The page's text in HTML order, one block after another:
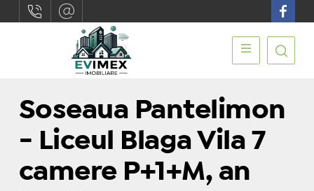
Soseaua Pantelimon
- Liceul Blaga Vila 7
camere P+1+M, an